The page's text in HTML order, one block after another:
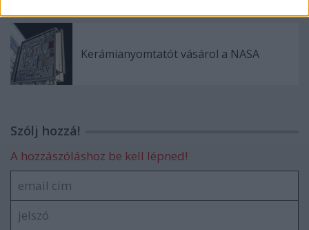
Kerámianyomtatót vásárol a NASA
Szólj hozzá!
A hozzászóláshoz be kell lépned!